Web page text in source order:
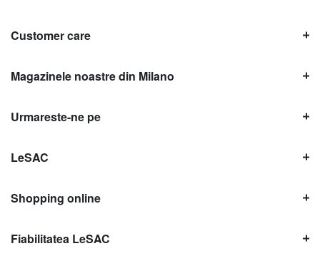
Customer care
Magazinele noastre din Milano
Urmareste-ne pe
LeSAC
Shopping online
Fiabilitatea LeSAC